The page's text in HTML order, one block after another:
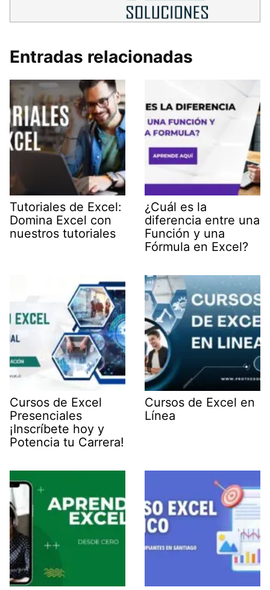
Entradas relacionadas
Tutoriales de Excel:
Domina Excel con
nuestros tutoriales
¿Cuál es la
diferencia entre una
Función y una
Fórmula en Excel?
Cursos de Excel
Presenciales
¡Inscríbete hoy y
Potencia tu Carrera!
Cursos de Excel en
Línea